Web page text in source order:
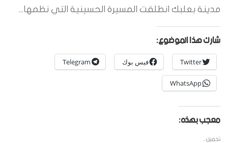
مدينة بعلبك انطلقت المسيرة الحسينية التي نظمها...
شارك هذا الموضوع:
Twitter فيس بوك Telegram
WhatsApp
معجب بهذه:
تحميل...